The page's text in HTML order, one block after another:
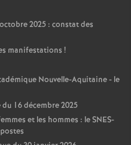
2025 : constat des
manifestations !
Nouvelle-Aquitaine - le
16 décembre 2025
et les hommes : le SNES-